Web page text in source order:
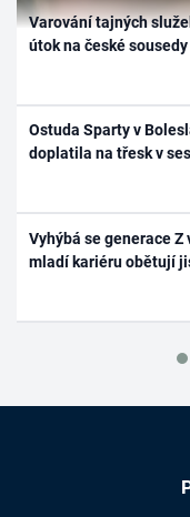
Varování tajných
útok na české sousedy
Ostuda Sparty v
doplatila na třesk v
Vyhýbá se generace
mladí kariéru obětují